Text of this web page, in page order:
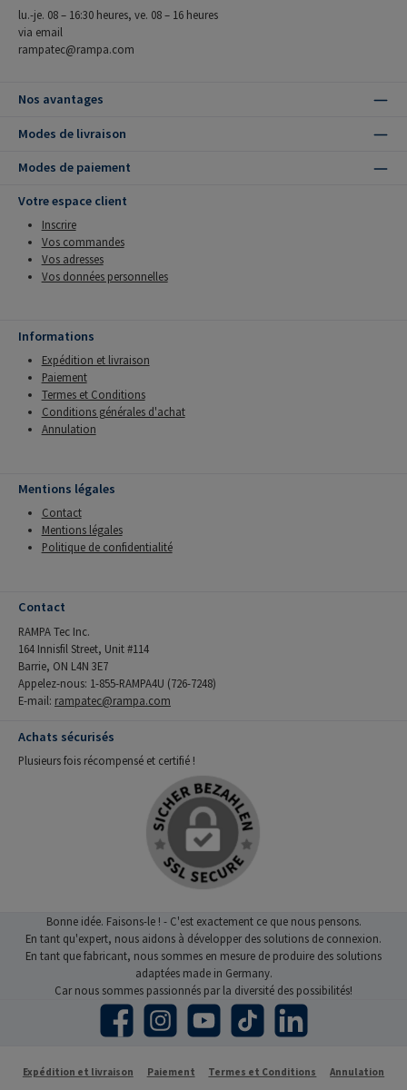
lu.-je. 08 – 16:30 heures, ve. 08 – 16 heures
via email
rampatec@rampa.com
Nos avantages
Modes de livraison
Modes de paiement
Votre espace client
Inscrire
Vos commandes
Vos adresses
Vos données personnelles
Informations
Expédition et livraison
Paiement
Termes et Conditions
Conditions générales d'achat
Annulation
Mentions légales
Contact
Mentions légales
Politique de confidentialité
Contact
RAMPA Tec Inc.
164 Innisfil Street, Unit #114
Barrie, ON L4N 3E7
Appelez-nous: 1-855-RAMPA4U (726-7248)
E-mail: rampatec@rampa.com
Achats sécurisés
Plusieurs fois récompensé et certifié !
Bonne idée. Faisons-le ! - C'est exactement ce que nous pensons.
En tant qu'expert, nous aidons à développer des solutions de connexion.
En tant que fabricant, nous sommes en mesure de produire des solutions
adaptées made in Germany.
Car nous sommes passionnés par la diversité des possibilités!
Facebook Instagram YouTube TikTok LinkedIn
Expédition et livraison Paiement Termes et Conditions Annulation